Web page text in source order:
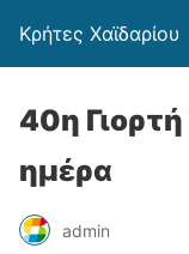
Κρήτες Χαϊδαρίου
40η
ημέρα
admin